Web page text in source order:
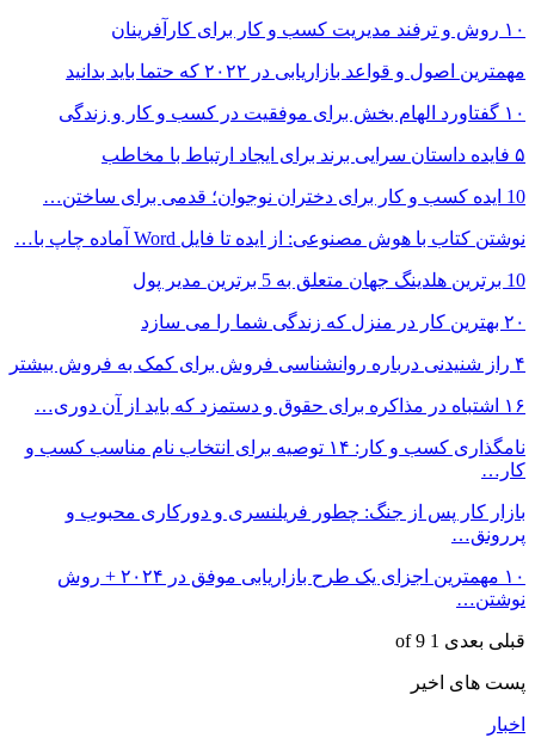
۱۰ روش و ترفند مدیریت کسب و کار برای کارآفرینان
مهمترین اصول و قواعد بازاریابی در ۲۰۲۲ که حتما باید بدانید
۱۰ گفتاورد الهام بخش برای موفقیت در کسب و کار و زندگی
۵ فایده داستان سرایی برند برای ایجاد ارتباط با مخاطب
10 ایده کسب و کار برای دختران نوجوان؛ قدمی برای ساختن…
نوشتن کتاب با هوش مصنوعی: از ایده تا فایل Word آماده چاپ با…
10 برترین هلدینگ جهان متعلق به 5 برترین مدیر پول
۲۰ بهترین کار در منزل که زندگی شما را می سازد
۴ راز شنیدنی درباره روانشناسی فروش برای کمک به فروش بیشتر
۱۶ اشتباه در مذاکره برای حقوق و دستمزد که باید از آن دوری…
نامگذاری کسب و کار: ۱۴ توصیه برای انتخاب نام مناسب کسب و
کار…
بازار کار پس از جنگ: چطور فریلنسری و دورکاری محبوب و
پررونق…
۱۰ مهمترین اجزای یک طرح بازاریابی موفق در ۲۰۲۴ + روش
نوشتن…
قبلی بعدی 1 of 9
پست های اخیر
اخبار